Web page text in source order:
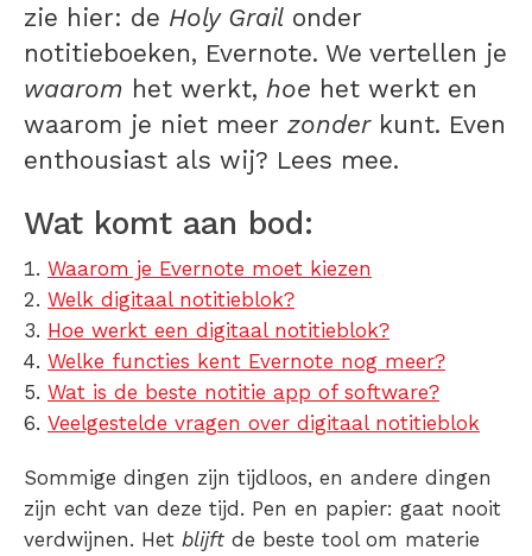
zie hier: de Holy Grail onder
notitieboeken, Evernote. We vertellen je
waarom het werkt, hoe het werkt en
waarom je niet meer zonderkunt. Even
enthousiast als wij? Lees mee.
Wat komt aan bod:
Waarom je Evernote moet kiezen
Welk digitaal notitieblok?
Hoe werkt een digitaal notitieblok?
Welke functies kent Evernote nog meer?
Wat is de beste notitie app of software?
Veelgestelde vragen over digitaal notitieblok
Sommige dingen zijn tijdloos, en andere dingen
zijn echt van deze tijd. Pen en papier: gaat nooit
verdwijnen. Het blijft de beste tool om materie